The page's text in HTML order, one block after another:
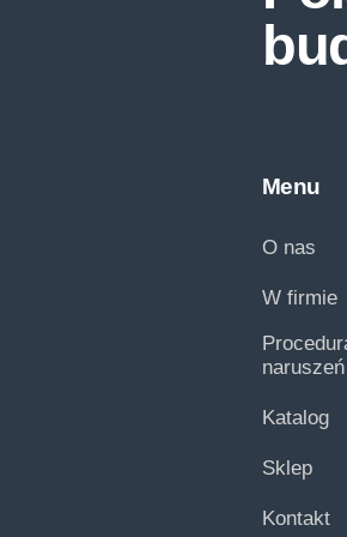
Menu
O nas
W firmie
naruszeń
Katalog
Sklep
Kontakt